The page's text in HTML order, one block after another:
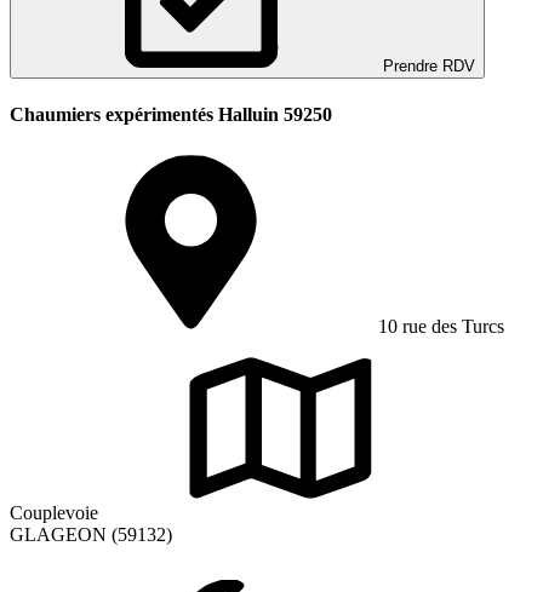
Prendre RDV
Chaumiers expérimentés Halluin 59250
10 rue des Turcs
Couplevoie
GLAGEON (59132)